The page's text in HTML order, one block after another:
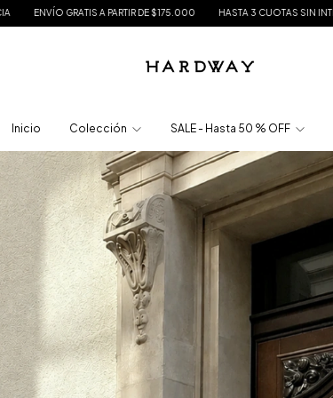
$175.000 HASTA 3 CUOTAS SIN INTERÉS 15% DE DESCUENTO EN
Inicio Colección SALE - Hasta 50 % OFF